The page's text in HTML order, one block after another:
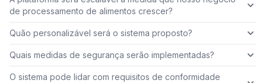
de processamento de alimentos crescer?
Quão personalizável será o sistema proposto?
Quais medidas de segurança serão implementadas?
O sistema pode lidar com requisitos de conformidade